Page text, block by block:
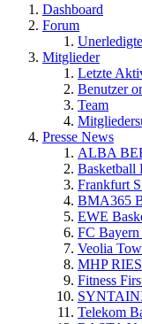
Dashboard
Forum
Mitglieder
Letzte
Benutzer
Team
Presse News
ALBA
Basketball
Frankfurt
BMA365
EWE
FC
Veolia
MHP
Fitness
Telekom